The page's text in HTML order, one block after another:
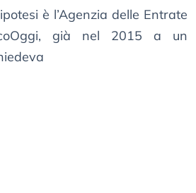
è l’Agenzia delle Entrate
già nel 2015 a un